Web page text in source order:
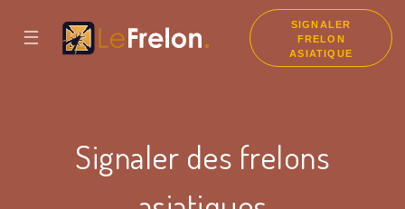
☰
SIGNALER
FRELON
ASIATIQUE
Signaler des frelons